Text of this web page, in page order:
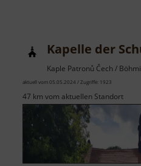
Kapelle der
Kaple Patronů Čech /
aktuell vom 05.05.2024 / Zugriffe: 1923
47 km vom aktuellen Standort